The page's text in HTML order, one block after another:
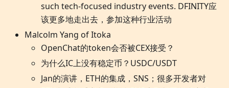
such tech-focused industry events. DFINITY应
该更多地走出去，参加这种行业活动
Malcolm Yang of Itoka
OpenChat的token会否被CEX接受？
为什么IC上没有稳定币？USDC/USDT
Jan的演讲，ETH的集成，SNS；很多开发者对